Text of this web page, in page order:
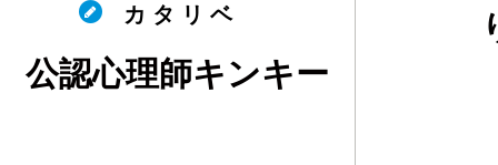
カ タ リ ベ
公認心理師キンキー